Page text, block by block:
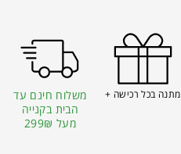
מתנה בכל רכישה +
משלוח חינם עד
הבית בקנייה
מעל 299₪